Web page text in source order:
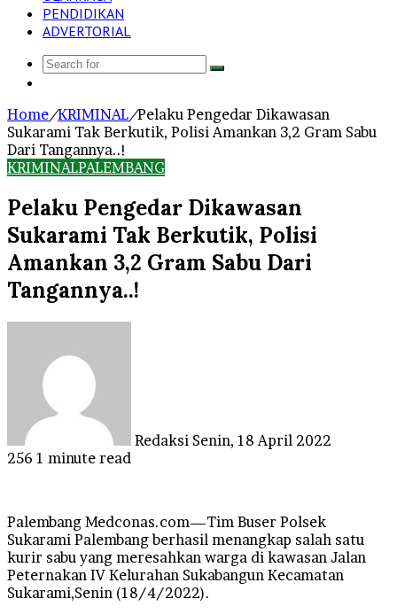
PENDIDIKAN
ADVERTORIAL
Search
Home/KRIMINAL/Pelaku Pengedar Dikawasan
Sukarami Tak Berkutik, Polisi Amankan 3,2 Gram Sabu
Dari Tangannya..!
KRIMINALPALEMBANG
Pelaku Pengedar Dikawasan
Sukarami Tak Berkutik, Polisi
Amankan 3,2 Gram Sabu Dari
Tangannya..!
Redaksi Senin, 18 April 2022
256 1 minute read
Palembang Medconas.com—Tim Buser Polsek
Sukarami Palembang berhasil menangkap salah satu
kurir sabu yang meresahkan warga di kawasan Jalan
Peternakan IV Kelurahan Sukabangun Kecamatan
Sukarami,Senin (18/4/2022).